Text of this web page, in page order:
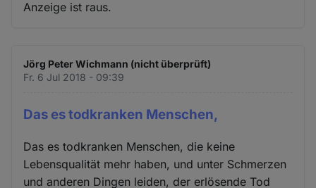
Anzeige ist raus.
Jörg Peter Wichmann (nicht überprüft)
Fr. 6 Jul 2018 - 09:39
Das es todkranken Menschen,
Das es todkranken Menschen, die keine
Lebensqualität mehr haben, und unter Schmerzen
und anderen Dingen leiden, der erlösende Tod